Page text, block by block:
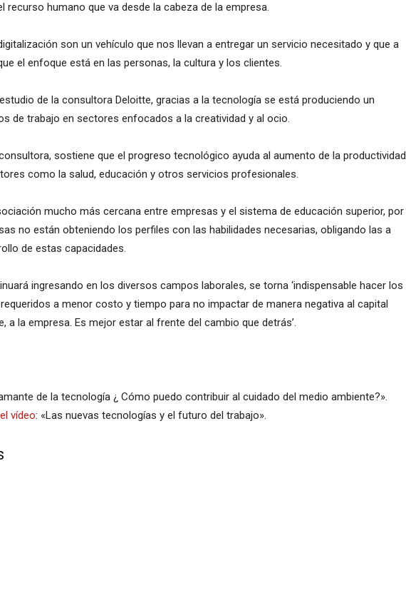
recurso humano que va desde la cabeza de la empresa.
son un vehículo que nos llevan a entregar un servicio necesitado y que a
el enfoque está en las personas, la cultura y los clientes.
de la consultora Deloitte, gracias a la tecnología se está produciendo un
de trabajo en sectores enfocados a la creatividad y al ocio.
sostiene que el progreso tecnológico ayuda al aumento de la productividad
como la salud, educación y otros servicios profesionales.
mucho más cercana entre empresas y el sistema de educación superior, por
no están obteniendo los perfiles con las habilidades necesarias, obligando las a
de estas capacidades.
ingresando en los diversos campos laborales, se torna ‘indispensable hacer los
a menor costo y tiempo para no impactar de manera negativa al capital
a la empresa. Es mejor estar al frente del cambio que detrás’.
de la tecnología ¿ Cómo puedo contribuir al cuidado del medio ambiente?».
vídeo: «Las nuevas tecnologías y el futuro del trabajo».